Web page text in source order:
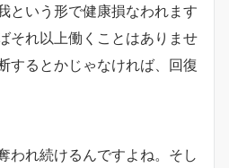
という形で健康損なわれます
それ以上働くことはありませ
するとかじゃなければ、回復
われ続けるんですよね。そし